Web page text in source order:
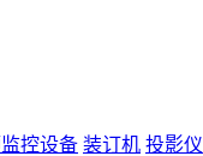
控设备 装订机 投影仪